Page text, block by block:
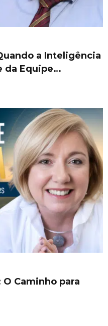
a Inteligência
da Equipe…
Caminho para